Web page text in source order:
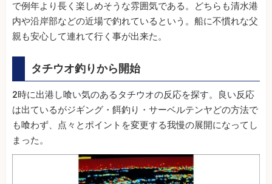
で例年より長く楽しめそうな雰囲気である。どちらも清水港
内や沿岸部などの近場で釣れているという。船に不慣れな父
親も安心して連れて行く事が出来た。
タチウオ釣りから開始
2時に出港し喰い気のあるタチウオの反応を探す。良い反応
は出ているがジギング・餌釣り・サーベルテンヤどの方法で
も喰わず、点々とポイントを変更する我慢の展開になってし
まった。